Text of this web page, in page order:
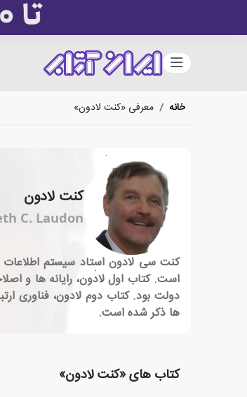
دسته‌بندی
خانه / معرفی «کنت لادون»
کنت لادون
C. Laudon
کنت سی لادون استاد سیستم اطلاعات
ها ذکر شده است.
کتاب های «کنت لادون»